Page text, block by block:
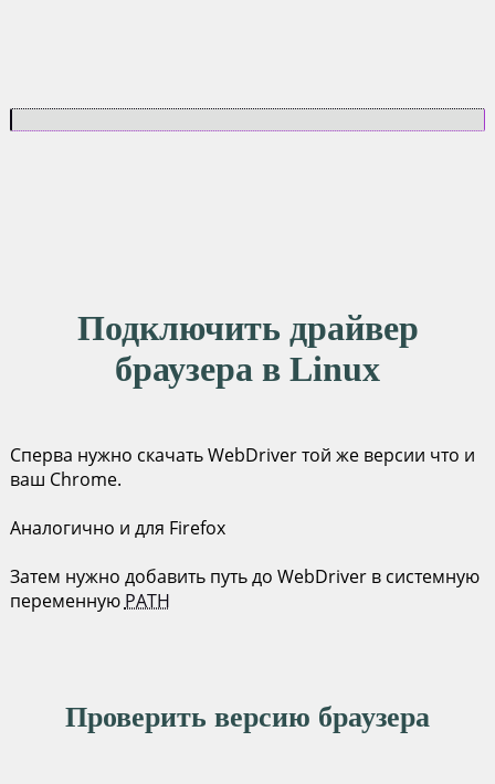
Подключить драйвер
браузера в Linux
Сперва нужно скачать WebDriver той же версии что и
ваш Chrome.
Аналогично и для Firefox
Затем нужно добавить путь до WebDriver в системную
переменную PATH
Проверить версию браузера